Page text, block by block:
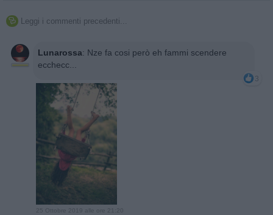
 Leggi i commenti precedenti...
Lunarossa: Nze fa cosi però eh fammi scendere
ecchecc...
3
25 Ottobre 2019 alle ore 21:20